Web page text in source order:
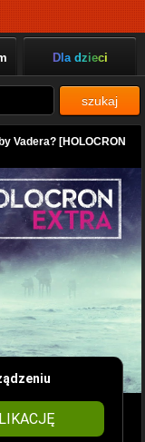
Dla dzieci
szukaj
Vadera? [HOLOCRON